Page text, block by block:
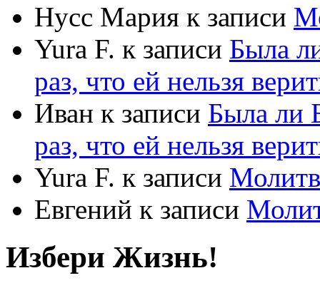
Нусс Мария к записи
Yura F. к записи Была
раз, что ей нельзя
Иван к записи Была ли
раз, что ей нельзя
Yura F. к записи
Евгений к записи
Избери Жизнь!